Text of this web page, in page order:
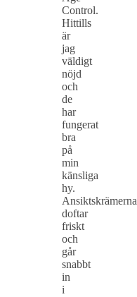
Control.
Hittills
är
jag
väldigt
nöjd
och
de
har
fungerat
bra
på
min
känsliga
hy.
Ansiktskrämerna
doftar
friskt
och
går
snabbt
in
i